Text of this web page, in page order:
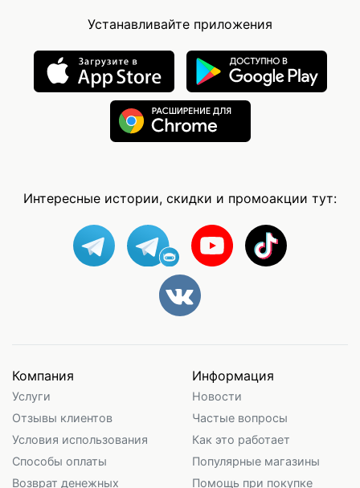
Устанавливайте приложения
Интересные истории, скидки и промоакции тут:
Компания
Услуги
Отзывы клиентов
Условия использования
Способы оплаты
Возврат денежных
Информация
Новости
Частые вопросы
Как это работает
Популярные магазины
Помощь при покупке